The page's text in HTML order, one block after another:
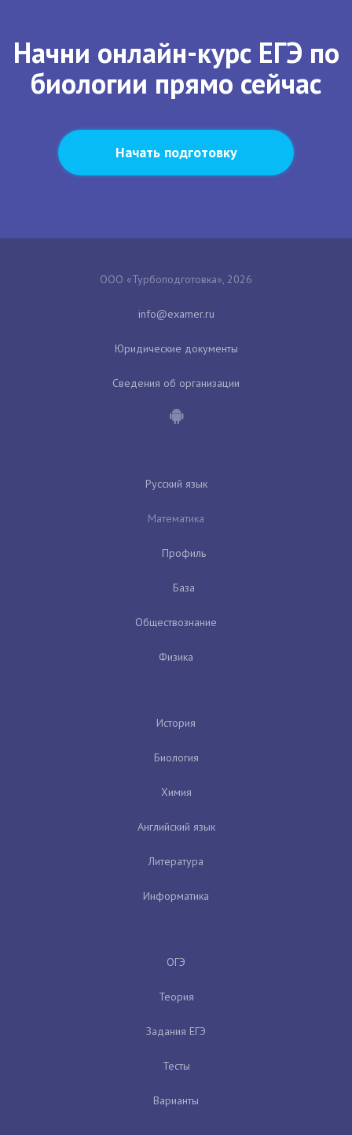
Начни онлайн-курс ЕГЭ по
биологии прямо сейчас
Начать подготовку
ООО «Турбоподготовка», 2026
Юридические документы
Сведения об организации
Русский язык
Математика
Профиль
База
Обществознание
Физика
История
Биология
Химия
Английский язык
Литература
Информатика
ОГЭ
Теория
Задания ЕГЭ
Тесты
Варианты